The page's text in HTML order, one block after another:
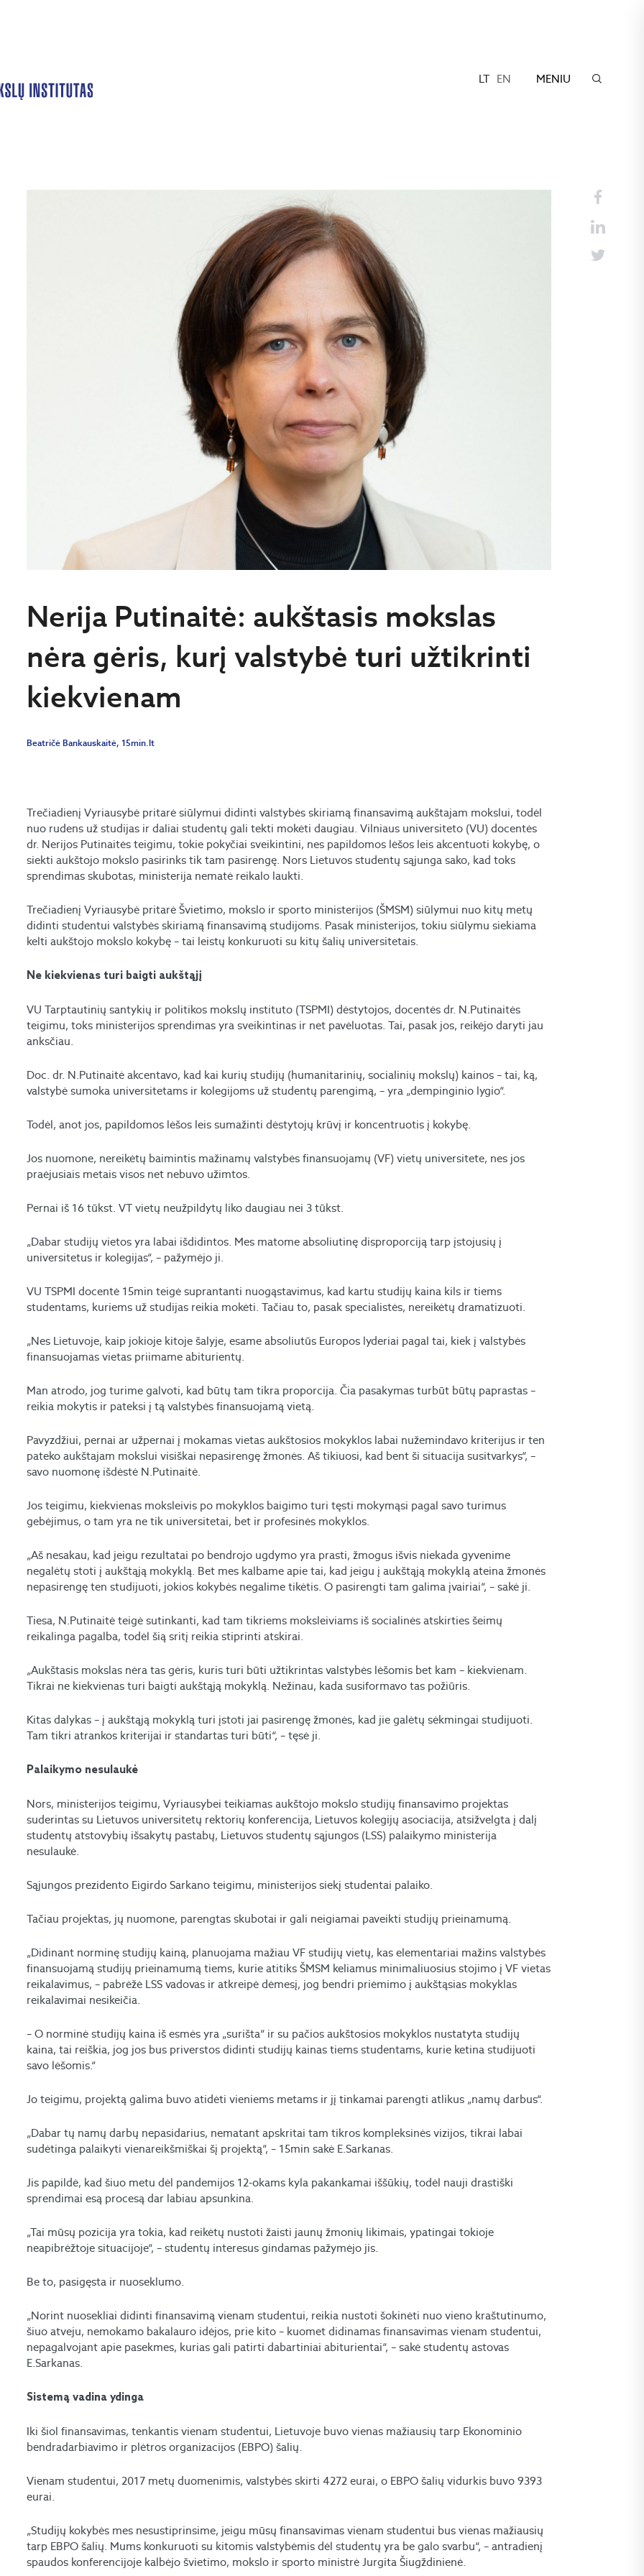
LT EN MENIU
Nerija Putinaitė: aukštasis mokslas
nėra gėris, kurį valstybė turi užtikrinti
kiekvienam
Beatričė Bankauskaitė, 15min.lt
Trečiadienį Vyriausybė pritarė siūlymui didinti valstybės skiriamą finansavimą aukštajam mokslui, todėl
nuo rudens už studijas ir daliai studentų gali tekti mokėti daugiau. Vilniaus universiteto (VU) docentės
dr. Nerijos Putinaitės teigimu, tokie pokyčiai sveikintini, nes papildomos lėšos leis akcentuoti kokybę, o
siekti aukštojo mokslo pasirinks tik tam pasirengę. Nors Lietuvos studentų sąjunga sako, kad toks
sprendimas skubotas, ministerija nematė reikalo laukti.
Trečiadienį Vyriausybė pritarė Švietimo, mokslo ir sporto ministerijos (ŠMSM) siūlymui nuo kitų metų
didinti studentui valstybės skiriamą finansavimą studijoms. Pasak ministerijos, tokiu siūlymu siekiama
kelti aukštojo mokslo kokybę – tai leistų konkuruoti su kitų šalių universitetais.
Ne kiekvienas turi baigti aukštąjį
VU Tarptautinių santykių ir politikos mokslų instituto (TSPMI) dėstytojos, docentės dr. N.Putinaitės
teigimu, toks ministerijos sprendimas yra sveikintinas ir net pavėluotas. Tai, pasak jos, reikėjo daryti jau
anksčiau.
Doc. dr. N.Putinaitė akcentavo, kad kai kurių studijų (humanitarinių, socialinių mokslų) kainos – tai, ką,
valstybė sumoka universitetams ir kolegijoms už studentų parengimą, – yra „dempinginio lygio“.
Todėl, anot jos, papildomos lėšos leis sumažinti dėstytojų krūvį ir koncentruotis į kokybę.
Jos nuomone, nereikėtų baimintis mažinamų valstybės finansuojamų (VF) vietų universitete, nes jos
praėjusiais metais visos net nebuvo užimtos.
Pernai iš 16 tūkst. VT vietų neužpildytų liko daugiau nei 3 tūkst.
„Dabar studijų vietos yra labai išdidintos. Mes matome absoliutinę disproporciją tarp įstojusių į
universitetus ir kolegijas“, – pažymėjo ji.
VU TSPMI docentė 15min teigė suprantanti nuogąstavimus, kad kartu studijų kaina kils ir tiems
studentams, kuriems už studijas reikia mokėti. Tačiau to, pasak specialistės, nereikėtų dramatizuoti.
„Nes Lietuvoje, kaip jokioje kitoje šalyje, esame absoliutūs Europos lyderiai pagal tai, kiek į valstybės
finansuojamas vietas priimame abiturientų.
Man atrodo, jog turime galvoti, kad būtų tam tikra proporcija. Čia pasakymas turbūt būtų paprastas –
reikia mokytis ir pateksi į tą valstybės finansuojamą vietą.
Pavyzdžiui, pernai ar užpernai į mokamas vietas aukštosios mokyklos labai nužemindavo kriterijus ir ten
pateko aukštajam mokslui visiškai nepasirengę žmonės. Aš tikiuosi, kad bent ši situacija susitvarkys“, –
savo nuomonę išdėstė N.Putinaitė.
Jos teigimu, kiekvienas moksleivis po mokyklos baigimo turi tęsti mokymąsi pagal savo turimus
gebėjimus, o tam yra ne tik universitetai, bet ir profesinės mokyklos.
„Aš nesakau, kad jeigu rezultatai po bendrojo ugdymo yra prasti, žmogus išvis niekada gyvenime
negalėtų stoti į aukštąją mokyklą. Bet mes kalbame apie tai, kad jeigu į aukštąją mokyklą ateina žmonės
nepasirengę ten studijuoti, jokios kokybės negalime tikėtis. O pasirengti tam galima įvairiai“, – sakė ji.
Tiesa, N.Putinaitė teigė sutinkanti, kad tam tikriems moksleiviams iš socialinės atskirties šeimų
reikalinga pagalba, todėl šią sritį reikia stiprinti atskirai.
„Aukštasis mokslas nėra tas gėris, kuris turi būti užtikrintas valstybės lėšomis bet kam – kiekvienam.
Tikrai ne kiekvienas turi baigti aukštąją mokyklą. Nežinau, kada susiformavo tas požiūris.
Kitas dalykas – į aukštąją mokyklą turi įstoti jai pasirengę žmonės, kad jie galėtų sėkmingai studijuoti.
Tam tikri atrankos kriterijai ir standartas turi būti“, – tęsė ji.
Palaikymo nesulaukė
Nors, ministerijos teigimu, Vyriausybei teikiamas aukštojo mokslo studijų finansavimo projektas
suderintas su Lietuvos universitetų rektorių konferencija, Lietuvos kolegijų asociacija, atsižvelgta į dalį
studentų atstovybių išsakytų pastabų, Lietuvos studentų sąjungos (LSS) palaikymo ministerija
nesulaukė.
Sąjungos prezidento Eigirdo Sarkano teigimu, ministerijos siekį studentai palaiko.
Tačiau projektas, jų nuomone, parengtas skubotai ir gali neigiamai paveikti studijų prieinamumą.
„Didinant norminę studijų kainą, planuojama mažiau VF studijų vietų, kas elementariai mažins valstybės
finansuojamą studijų prieinamumą tiems, kurie atitiks ŠMSM keliamus minimaliuosius stojimo į VF vietas
reikalavimus, – pabrėžė LSS vadovas ir atkreipė dėmesį, jog bendri priėmimo į aukštąsias mokyklas
reikalavimai nesikeičia.
– O norminė studijų kaina iš esmės yra „surišta“ ir su pačios aukštosios mokyklos nustatyta studijų
kaina, tai reiškia, jog jos bus priverstos didinti studijų kainas tiems studentams, kurie ketina studijuoti
savo lėšomis.“
Jo teigimu, projektą galima buvo atidėti vieniems metams ir jį tinkamai parengti atlikus „namų darbus“.
„Dabar tų namų darbų nepasidarius, nematant apskritai tam tikros kompleksinės vizijos, tikrai labai
sudėtinga palaikyti vienareikšmiškai šį projektą“, – 15min sakė E.Sarkanas.
Jis papildė, kad šiuo metu dėl pandemijos 12-okams kyla pakankamai iššūkių, todėl nauji drastiški
sprendimai esą procesą dar labiau apsunkina.
„Tai mūsų pozicija yra tokia, kad reikėtų nustoti žaisti jaunų žmonių likimais, ypatingai tokioje
neapibrėžtoje situacijoje“, – studentų interesus gindamas pažymėjo jis.
Be to, pasigęsta ir nuoseklumo.
„Norint nuosekliai didinti finansavimą vienam studentui, reikia nustoti šokinėti nuo vieno kraštutinumo,
šiuo atveju, nemokamo bakalauro idėjos, prie kito – kuomet didinamas finansavimas vienam studentui,
nepagalvojant apie pasekmes, kurias gali patirti dabartiniai abiturientai“, – sakė studentų astovas
E.Sarkanas.
Sistemą vadina ydinga
Iki šiol finansavimas, tenkantis vienam studentui, Lietuvoje buvo vienas mažiausių tarp Ekonominio
bendradarbiavimo ir plėtros organizacijos (EBPO) šalių.
Vienam studentui, 2017 metų duomenimis, valstybės skirti 4272 eurai, o EBPO šalių vidurkis buvo 9393
eurai.
„Studijų kokybės mes nesustiprinsime, jeigu mūsų finansavimas vienam studentui bus vienas mažiausių
tarp EBPO šalių. Mums konkuruoti su kitomis valstybėmis dėl studentų yra be galo svarbu“, – antradienį
spaudos konferencijoje kalbėjo švietimo, mokslo ir sporto ministrė Jurgita Šiugždinienė.